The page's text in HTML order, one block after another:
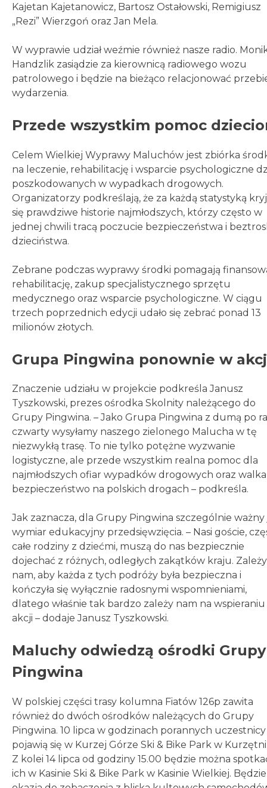
Kajetan Kajetanowicz, Bartosz Ostałowski, Remigiusz
„Rezi” Wierzgoń oraz Jan Mela.
W wyprawie udział weźmie również nasze radio.
Handzlik zasiądzie za kierownicą radiowego wozu
patrolowego i będzie na bieżąco relacjonować
wydarzenia.
Przede wszystkim pomoc
Celem Wielkiej Wyprawy Maluchów jest zbiórka
na leczenie, rehabilitację i wsparcie psychologiczne
poszkodowanych w wypadkach drogowych.
Organizatorzy podkreślają, że za każdą statystyką
się prawdziwe historie najmłodszych, którzy często w
jednej chwili tracą poczucie bezpieczeństwa i
dzieciństwa.
Zebrane podczas wyprawy środki pomagają
rehabilitację, zakup specjalistycznego sprzętu
medycznego oraz wsparcie psychologiczne. W ciągu
trzech poprzednich edycji udało się zebrać ponad 13
milionów złotych.
Grupa Pingwina ponownie w
Znaczenie udziału w projekcie podkreśla Janusz
Tyszkowski, prezes ośrodka Skolnity należącego do
Grupy Pingwina. – Jako Grupa Pingwina z dumą po
czwarty wysyłamy naszego zielonego Malucha w tę
niezwykłą trasę. To nie tylko potężne wyzwanie
logistyczne, ale przede wszystkim realna pomoc dla
najmłodszych ofiar wypadków drogowych oraz
bezpieczeństwo na polskich drogach – podkreśla.
Jak zaznacza, dla Grupy Pingwina szczególnie ważny
wymiar edukacyjny przedsięwzięcia. – Nasi goście,
całe rodziny z dziećmi, muszą do nas bezpiecznie
dojechać z różnych, odległych zakątków kraju. Zależy
nam, aby każda z tych podróży była bezpieczna i
kończyła się wyłącznie radosnymi wspomnieniami,
dlatego właśnie tak bardzo zależy nam na
akcji – dodaje Janusz Tyszkowski.
Maluchy odwiedzą ośrodki Grupy
Pingwina
W polskiej części trasy kolumna Fiatów 126p zawita
również do dwóch ośrodków należących do Grupy
Pingwina. 10 lipca w godzinach porannych uczestnicy
pojawią się w Kurzej Górze Ski & Bike Park w
Z kolei 14 lipca od godziny 15.00 będzie można
ich w Kasinie Ski & Bike Park w Kasinie Wielkiej.